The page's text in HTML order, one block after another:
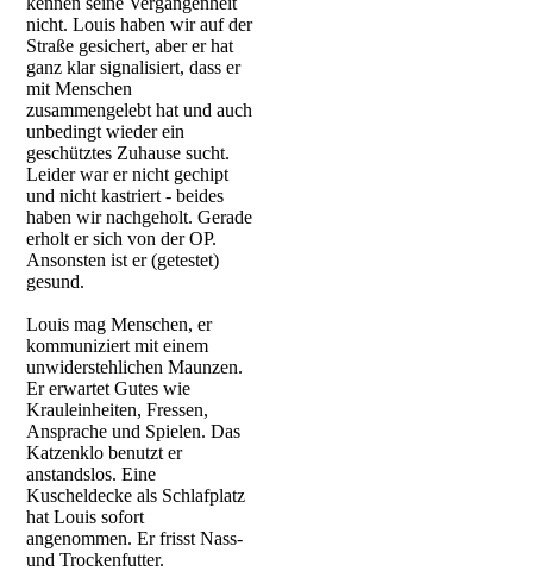
nicht. Louis haben wir auf der
Straße gesichert, aber er hat
ganz klar signalisiert, dass er
mit Menschen
zusammengelebt hat und auch
unbedingt wieder ein
geschütztes Zuhause sucht.
Leider war er nicht gechipt
und nicht kastriert - beides
haben wir nachgeholt. Gerade
erholt er sich von der OP.
Ansonsten ist er (getestet)
gesund.
Louis mag Menschen, er
kommuniziert mit einem
unwiderstehlichen Maunzen.
Er erwartet Gutes wie
Krauleinheiten, Fressen,
Ansprache und Spielen. Das
Katzenklo benutzt er
anstandslos. Eine
Kuscheldecke als Schlafplatz
hat Louis sofort
angenommen. Er frisst Nass-
und Trockenfutter.